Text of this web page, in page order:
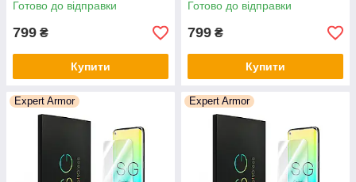
Готово до відправки
799 ₴
Купити
Готово до відправки
799 ₴
Купити
Expert Armor Expert Armor